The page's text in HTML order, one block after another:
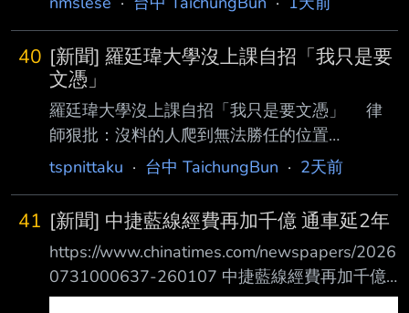
/5528695 台中市議員陳淑華今天質疑，水湳轉
運中心原訂2022年底啟用，卻在市長盧秀燕任
內延宕 至今，號稱明天啟用，竟只啟用停車場
及公車進場，尚無國道客運進駐，連營運商才剛
簽 約招商未完成，沒有轉運功能的轉運中心淪
大型公車站、停車場，啟用典禮根本只為做業
績，讓盧秀燕卸任前解套。 台中市水湳轉運中
心
40 [新聞] 羅廷瑋大學沒上課自招「我只是要
文憑」
羅廷瑋大學沒上課自招「我只是要文憑」 律
師狠批：沒料的人爬到無法勝任的位置
https://www.mirrormedia.mg/story/20260802e
近日國民黨、民眾黨立法院黨團在審理今年度中
央政府總預算時，大幅刪凍公視經費預算 ，公
視和影視圈發起聯署請命。近日有網友發現，由
公視製作的《誰來晚餐》曾以國民黨 立委羅廷
tspnittaku · 台中 TaichungBun · 2天前
41 [新聞] 中捷藍線經費再加千億 通車延2年
https://www.chinatimes.com/newspapers/2026
0731000637-260107 中捷藍線經費再加千億
通車延2年 首標8月動工 議員質疑經費缺口 盧秀